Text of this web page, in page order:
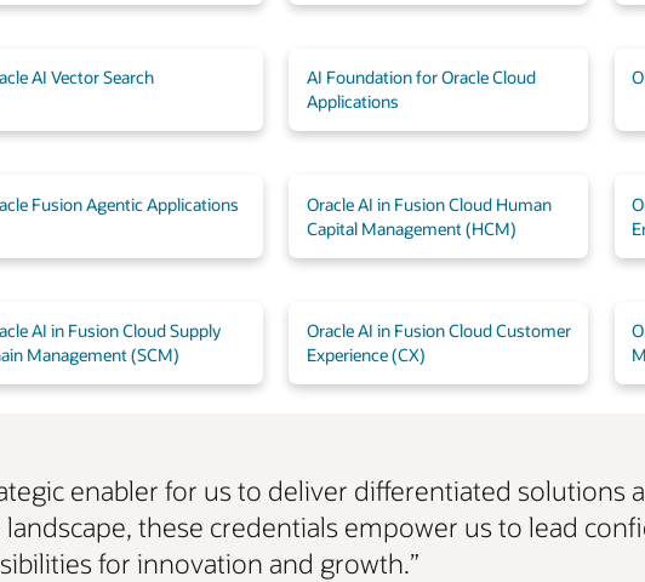
AI Vector Search
AI Foundation for Oracle Cloud
Applications
Fusion Agentic Applications
Oracle AI in Fusion Cloud Human
Capital Management (HCM)
AI in Fusion Cloud Supply
Management (SCM)
Oracle AI in Fusion Cloud Customer
Experience (CX)
enabler for us to deliver differentiated solutions
these credentials empower us to lead
for innovation and growth.”